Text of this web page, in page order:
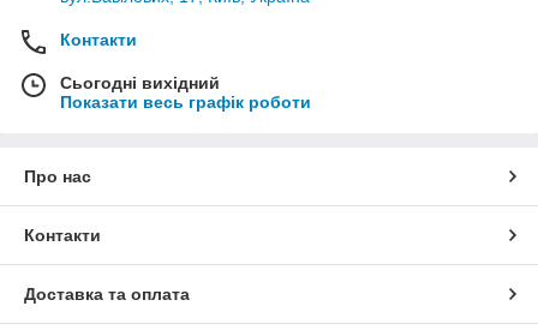
Контакти
Сьогодні вихідний
Показати весь графік роботи
Про нас
Контакти
Доставка та оплата